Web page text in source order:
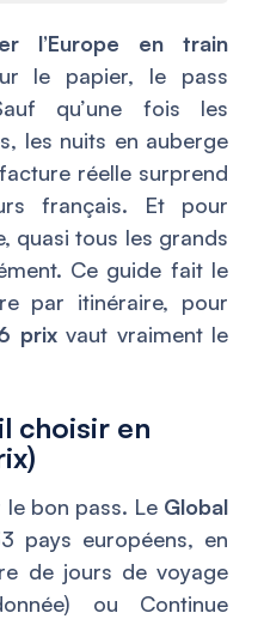
l’Europe en train
le papier, le pass
qu’une fois les
les nuits en auberge
réelle surprend
français. Et pour
quasi tous les grands
Ce guide fait le
par itinéraire, pour
prixvaut vraiment le
choisir en
bon pass. Le Global
pays européens, en
de jours de voyage
ou Continue